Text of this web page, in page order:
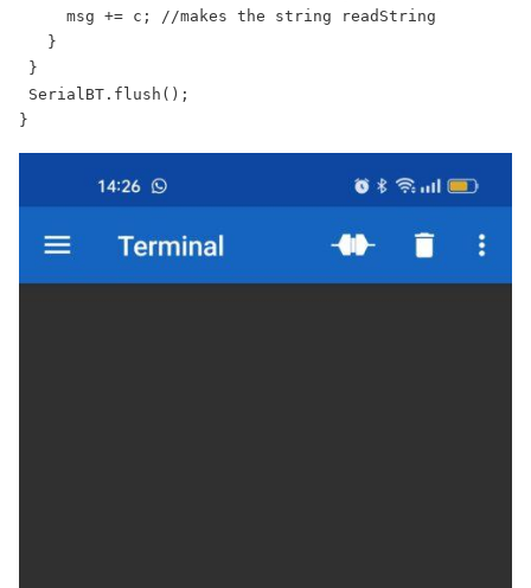
     msg += c; //makes the string readString
   }
}
SerialBT.flush();
}